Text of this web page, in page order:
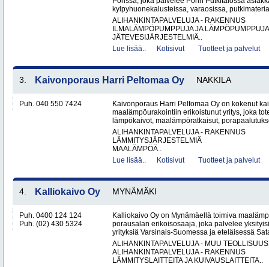
kylpyhuonekalusteissa, varaosissa,
ALIHANKINTAPALVELUJA - RAKENNUS
ILMALÄMPÖPUMPPUJA JA LÄMPÖPUMPPUJA
JÄTEVESIJÄRJESTELMIÄ..
Lue lisää..
Kotisivut Tuotteet ja palvelut
3. Kaivonporaus Harri Peltomaa Oy NAKKILA
Puh. 040 550 7424
Kaivonporaus Harri Peltomaa Oy on kokenut
maalämpöurakointiin erikoistunut yritys, joka
lämpökaivot, maalämpöratkaisut,
ALIHANKINTAPALVELUJA - RAKENNUS
LÄMMITYSJÄRJESTELMIÄ
MAALÄMPÖÄ..
Lue lisää..
Kotisivut Tuotteet ja palvelut
4. Kalliokaivo Oy MYNÄMÄKI
Puh. 0400 124 124
Puh. (02) 430 5324
Kalliokaivo Oy on Mynämäellä toimiva
porausalan erikoisosaaja, joka palvelee
yrityksiä Varsinais-Suomessa ja eteläisessä
ALIHANKINTAPALVELUJA - MUU TEOLLISUUS
ALIHANKINTAPALVELUJA - RAKENNUS
LÄMMITYSLAITTEITA JA KUIVAUSLAITTEITA..